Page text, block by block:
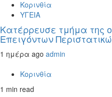
Κορινθία
ΥΓΕΙΑ
Kατέρρευσε τμήμα της
Επειγόντων
1 ημέρα ago admin
Κορινθία
1 min read